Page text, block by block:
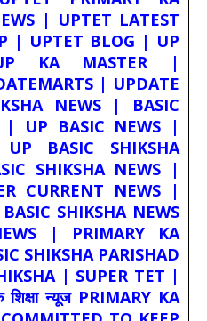
| UPTET LATEST
| UPTET BLOG | UP
KA MASTER |
| UPDATE
NEWS | BASIC
| UP BASIC NEWS |
BASIC SHIKSHA
SHIKSHA NEWS |
CURRENT NEWS |
SHIKSHA NEWS
| PRIMARY KA
SHIKSHA PARISHAD
| SUPER TET |
शिक्षा न्यूज PRIMARY KA